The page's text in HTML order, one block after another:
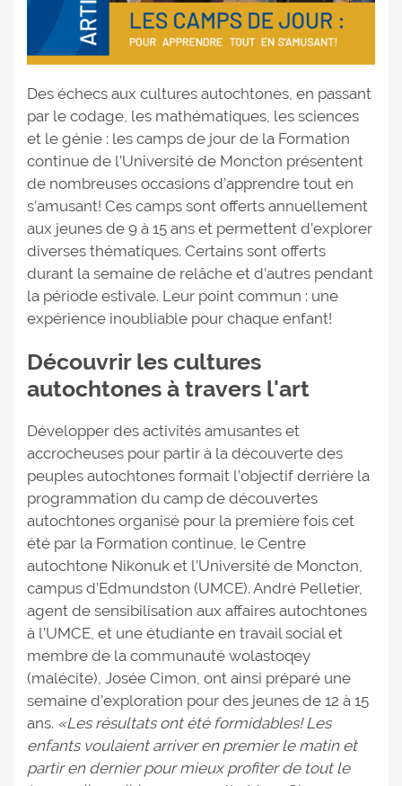
Des échecs aux cultures autochtones, en passant
par le codage, les mathématiques, les sciences
et le génie : les camps de jour de la Formation
continue de l’Université de Moncton présentent
de nombreuses occasions d’apprendre tout en
s’amusant! Ces camps sont offerts annuellement
aux jeunes de 9 à 15 ans et permettent d’explorer
diverses thématiques. Certains sont offerts
durant la semaine de relâche et d’autres pendant
la période estivale. Leur point commun : une
expérience inoubliable pour chaque enfant!
Découvrir les cultures
autochtones à travers l'art
Développer des activités amusantes et
accrocheuses pour partir à la découverte des
peuples autochtones formait l’objectif derrière la
programmation du camp de découvertes
autochtones organisé pour la première fois cet
été par la Formation continue, le Centre
autochtone Nikonuk et l’Université de Moncton,
campus d’Edmundston (UMCE). André Pelletier,
agent de sensibilisation aux affaires autochtones
à l’UMCE, et une étudiante en travail social et
membre de la communauté wolastoqey
(malécite), Josée Cimon, ont ainsi préparé une
semaine d’exploration pour des jeunes de 12 à 15
ans. «Les résultats ont été formidables! Les
enfants voulaient arriver en premier le matin et
partir en dernier pour mieux profiter de tout le